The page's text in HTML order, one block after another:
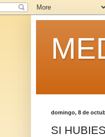
domingo, 8 de
SI